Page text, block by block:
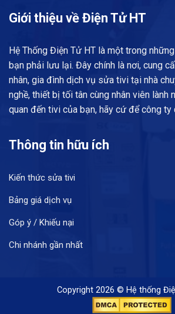
Giới thiệu về Điện Tử HT
Hệ Thống Điện Tử HT là một trong
bạn phải lưu lại. Đây chính là nơi, cung
nhân, gia đình dịch vụ sửa tivi tại nhà
nghề, thiết bị tối tân cùng nhân viên lành
quan đến tivi của bạn, hãy cứ để công ty
Thông tin hữu ích
Kiến thức sửa tivi
Bảng giá dịch vụ
Góp ý / Khiếu nại
Chi nhánh gần nhất
Copyright 2026 © Hệ thống